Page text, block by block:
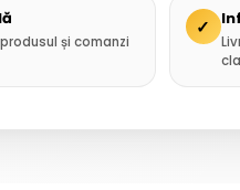
și comanzi
✓